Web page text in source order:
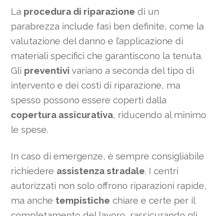
La procedura di riparazione di un
parabrezza include fasi ben definite, come la
valutazione del danno e l’applicazione di
materiali specifici che garantiscono la tenuta.
Gli preventivi variano a seconda del tipo di
intervento e dei costi di riparazione, ma
spesso possono essere coperti dalla
copertura assicurativa, riducendo al minimo
le spese.
In caso di emergenze, è sempre consigliabile
richiedere assistenza stradale. I centri
autorizzati non solo offrono riparazioni rapide,
ma anche tempistiche chiare e certe per il